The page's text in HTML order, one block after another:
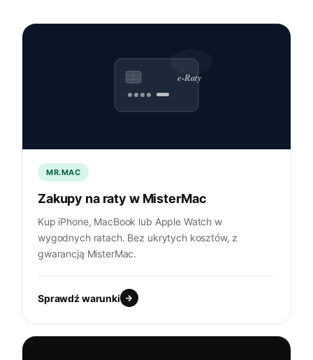
e-Raty
MR.MAC
Zakupy na raty w MisterMac
Kup iPhone, MacBook lub Apple Watch w
wygodnych ratach. Bez ukrytych kosztów, z
gwarancją MisterMac.
Sprawdź warunki